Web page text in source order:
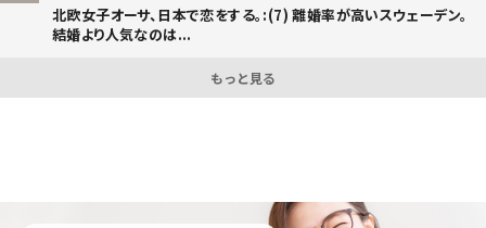
北欧女子オーサ、日本で恋をする。:(7) 離婚率が高いスウェーデン。
結婚より人気なのは...
もっと見る